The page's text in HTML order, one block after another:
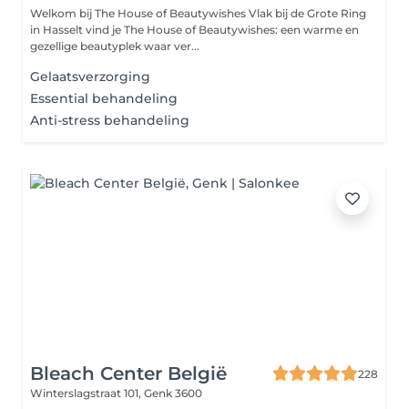
Welkom bij The House of Beautywishes Vlak bij de Grote Ring
in Hasselt vind je The House of Beautywishes: een warme en
gezellige beautyplek waar ver...
Gelaatsverzorging
Essential behandeling
Anti-stress behandeling
Bleach Center België
228
Winterslagstraat 101, Genk 3600